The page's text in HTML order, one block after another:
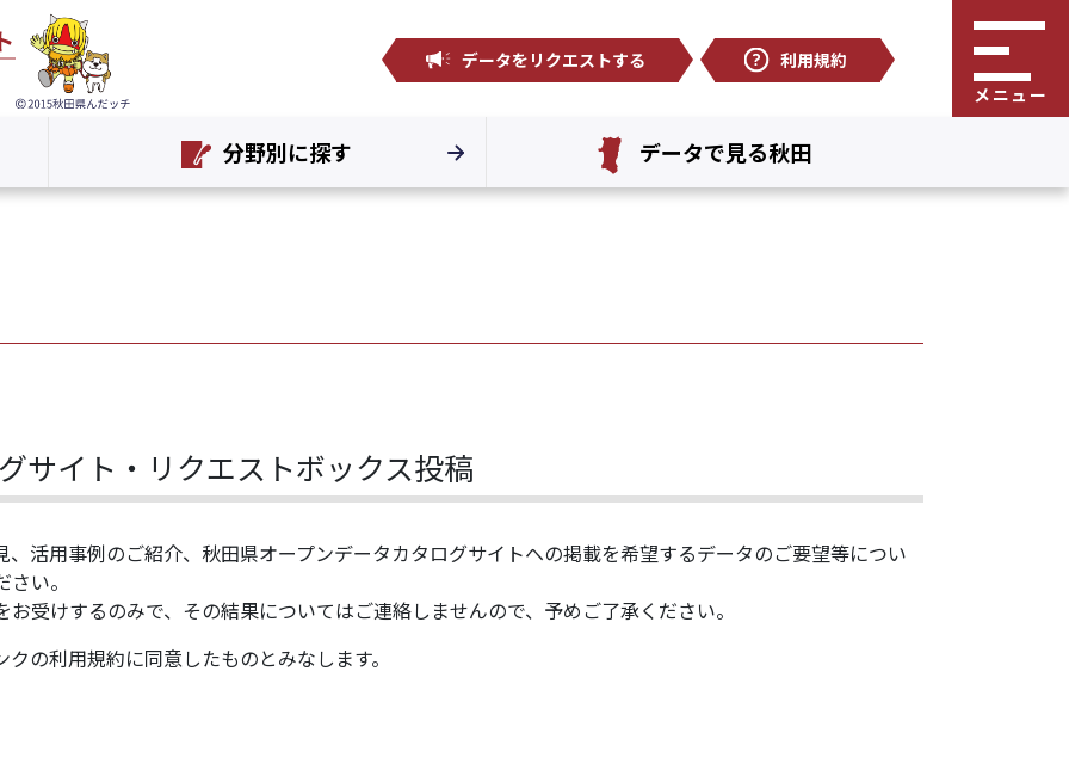
データをリクエストする 利用規約
分野別に探す データで見る秋田
メニュー
サイト・リクエストボックス投稿
活用事例のご紹介、秋田県オープンデータカタログサイトへの掲載を希望するデータのご要望等につい
い。
受けするのみで、その結果についてはご連絡しませんので、予めご了承ください。
の利用規約に同意したものとみなします。